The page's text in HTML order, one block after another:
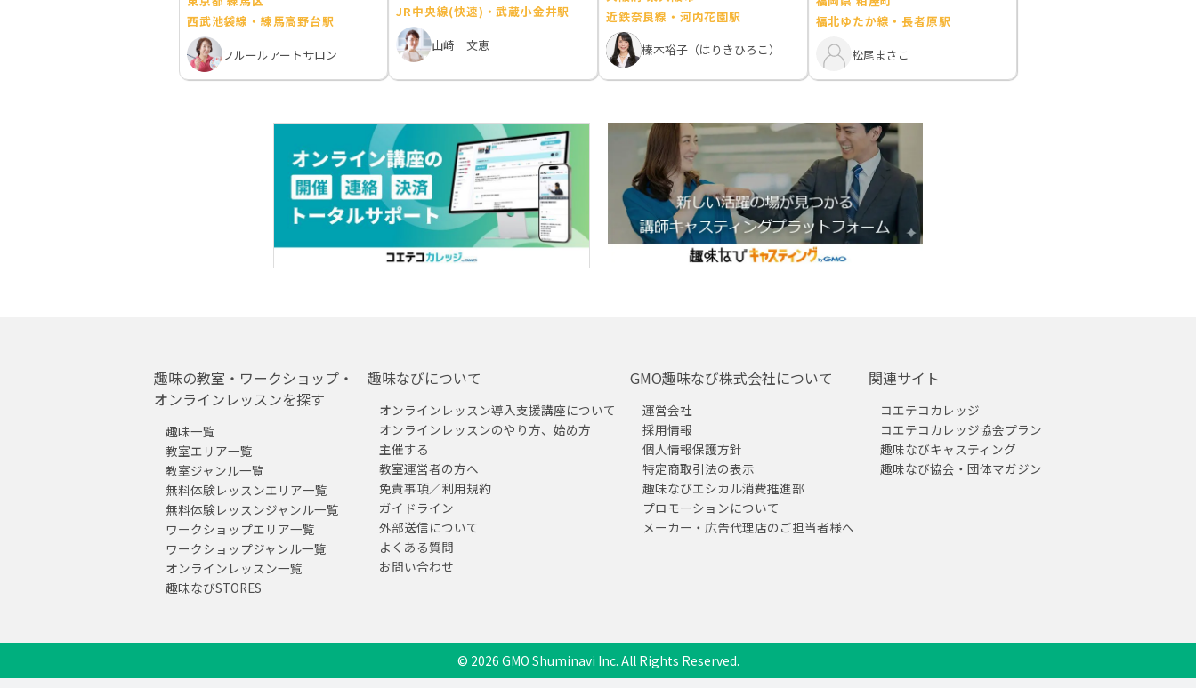
西武池袋線・練馬高野台駅
フルールアートサロン
JR中央線(快速)・武蔵小金井駅
山崎 文恵
近鉄奈良線・河内花園駅
榛木裕子（はりきひろこ）
福北ゆたか線・長者原駅
松尾まさこ
趣味の教室・ワークショップ・
オンラインレッスンを探す
趣味一覧
教室エリア一覧
教室ジャンル一覧
無料体験レッスンエリア一覧
無料体験レッスンジャンル一覧
ワークショップエリア一覧
ワークショップジャンル一覧
オンラインレッスン一覧
趣味なびSTORES
趣味なびについて
オンラインレッスン導入支援講座について
オンラインレッスンのやり方、始め方
主催する
教室運営者の方へ
免責事項／利用規約
ガイドライン
外部送信について
よくある質問
お問い合わせ
GMO趣味なび株式会社について
運営会社
採用情報
個人情報保護方針
特定商取引法の表示
趣味なびエシカル消費推進部
プロモーションについて
メーカー・広告代理店のご担当者様へ
関連サイト
コエテコカレッジ
コエテコカレッジ協会プラン
趣味なびキャスティング
趣味なび協会・団体マガジン
© 2026 GMO Shuminavi Inc. All Rights Reserved.